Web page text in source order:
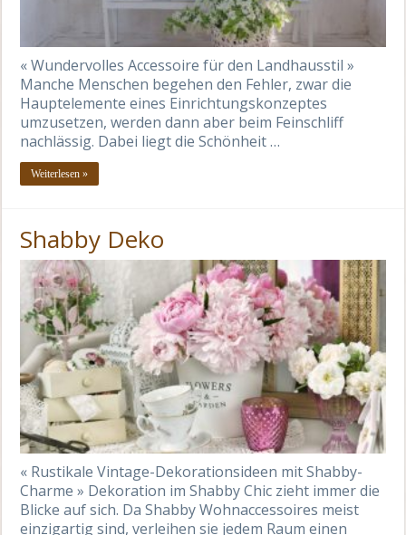
« Wundervolles Accessoire für den Landhausstil »
Manche Menschen begehen den Fehler, zwar die
Hauptelemente eines Einrichtungskonzeptes
umzusetzen, werden dann aber beim Feinschliff
nachlässig. Dabei liegt die Schönheit …
Weiterlesen »
Shabby Deko
« Rustikale Vintage-Dekorationsideen mit Shabby-
Charme » Dekoration im Shabby Chic zieht immer die
Blicke auf sich. Da Shabby Wohnaccessoires meist
einzigartig sind, verleihen sie jedem Raum einen